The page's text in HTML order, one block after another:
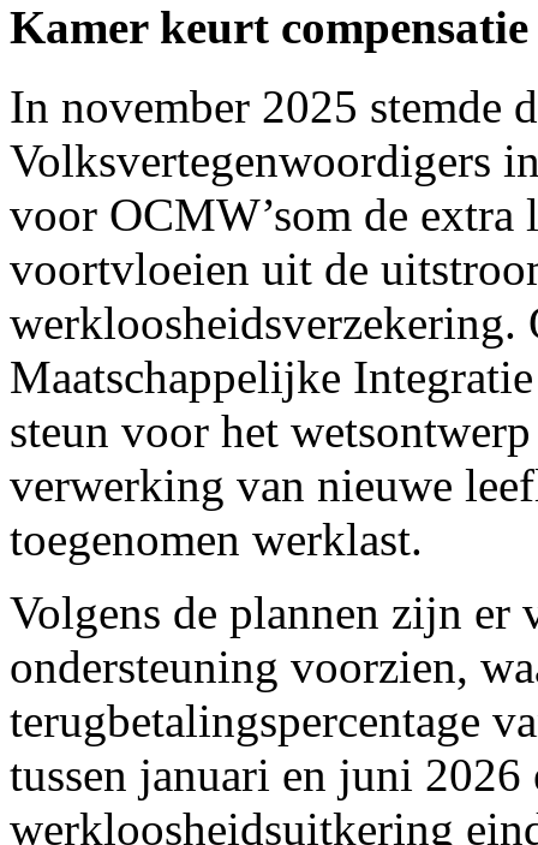
Kamer keurt
In november 2025 stemde
Volksvertegenwoordigers
voor OCMW’som de extra
voortvloeien uit de
werkloosheidsverzekering.
Maatschappelijke
steun voor het
verwerking van nieuwe
toegenomen werklast.
Volgens de plannen zijn er
ondersteuning voorzien,
terugbetalingspercentage
tussen januari en juni 2026
werkloosheidsuitkering